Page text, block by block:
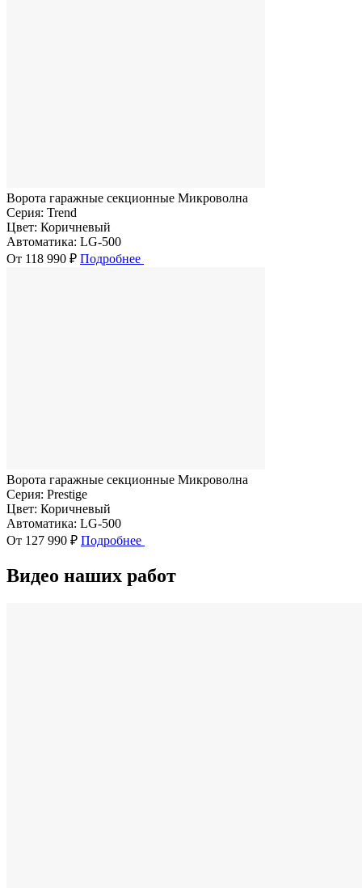
Ворота гаражные секционные Микроволна
Серия: Trend
Цвет: Коричневый
Автоматика: LG-500
От 118 990 ₽ Подробнее
Ворота гаражные секционные Микроволна
Серия: Prestige
Цвет: Коричневый
Автоматика: LG-500
От 127 990 ₽ Подробнее
Видео наших работ